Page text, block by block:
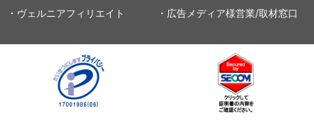
・ヴェルニアフィリエイト ・広告メディア様営業/取材窓口